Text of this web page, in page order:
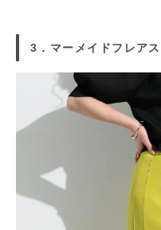
3．マーメイドフレアス